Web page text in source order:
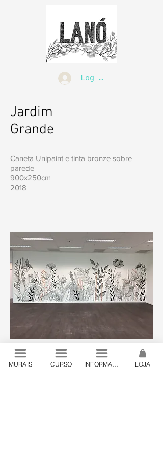
Log In
Jardim
Grande
Caneta Unipaint e tinta bronze sobre
parede
900x250cm
2018
MURAIS CURSO LOJA